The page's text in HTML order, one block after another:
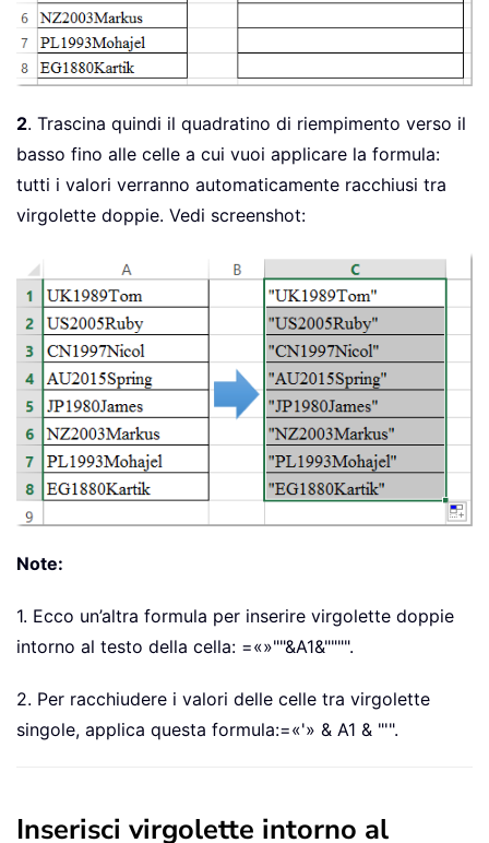
2. Trascina quindi il quadratino di riempimento verso il
basso fino alle celle a cui vuoi applicare la formula:
tutti i valori verranno automaticamente racchiusi tra
virgolette doppie. Vedi screenshot:
Note:
1. Ecco un’altra formula per inserire virgolette doppie
intorno al testo della cella: =«»""&A1&"""".
2. Per racchiudere i valori delle celle tra virgolette
singole, applica questa formula:=«'» & A1 & "'".
Inserisci virgolette intorno al